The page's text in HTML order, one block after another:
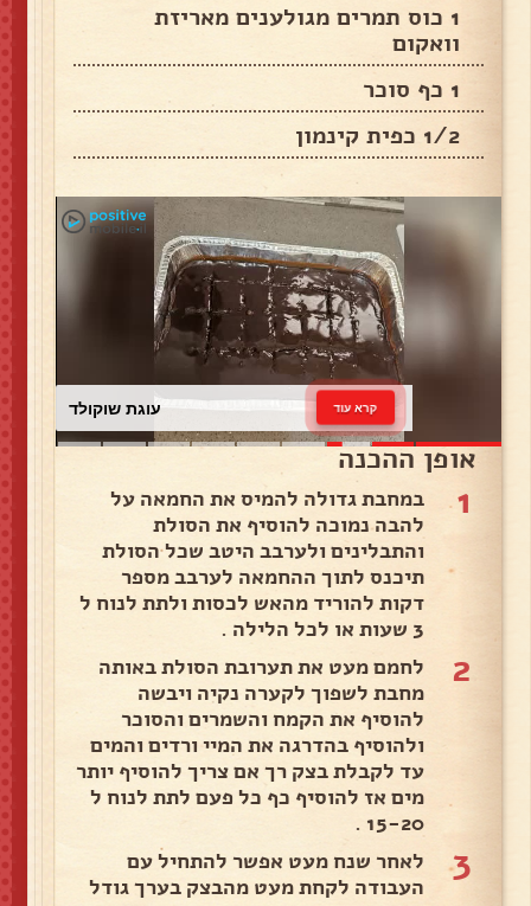
1 כוס תמרים מגולענים מאריזת
וואקום
1 כף סוכר
1/2 כפית קינמון
עוגת שוקולד קרא עוד
אופן ההכנה
1
במחבת גדולה להמיס את החמאה על
להבה נמוכה להוסיף את הסולת
והתבלינים ולערבב היטב שכל הסולת
תיכנס לתוך ההחמאה לערבב מספר
דקות להוריד מהאש לכסות ולתת לנוח ל
3 שעות או לכל הלילה .
2
לחמם מעט את תערובת הסולת באותה
מחבת לשפוך לקערה נקיה ויבשה
להוסיף את הקמח והשמרים והסוכר
ולהוסיף בהדרגה את המיי ורדים והמים
עד לקבלת בצק רך אם צריך להוסיף יותר
מים אז להוסיף כף כל פעם לתת לנוח ל
15-20 .
3
לאחר שנח מעט אפשר להתחיל עם
העבודה לקחת מעט מהבצק בערך גודל